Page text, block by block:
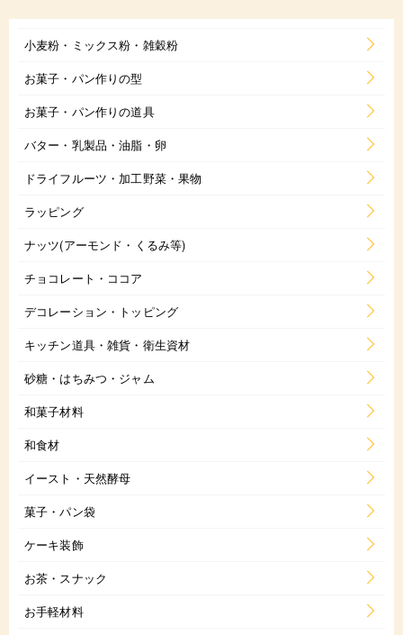
小麦粉・ミックス粉・雑穀粉
お菓子・パン作りの型
お菓子・パン作りの道具
バター・乳製品・油脂・卵
ドライフルーツ・加工野菜・果物
ラッピング
ナッツ(アーモンド・くるみ等)
チョコレート・ココア
デコレーション・トッピング
キッチン道具・雑貨・衛生資材
砂糖・はちみつ・ジャム
和菓子材料
和食材
イースト・天然酵母
菓子・パン袋
ケーキ装飾
お茶・スナック
お手軽材料